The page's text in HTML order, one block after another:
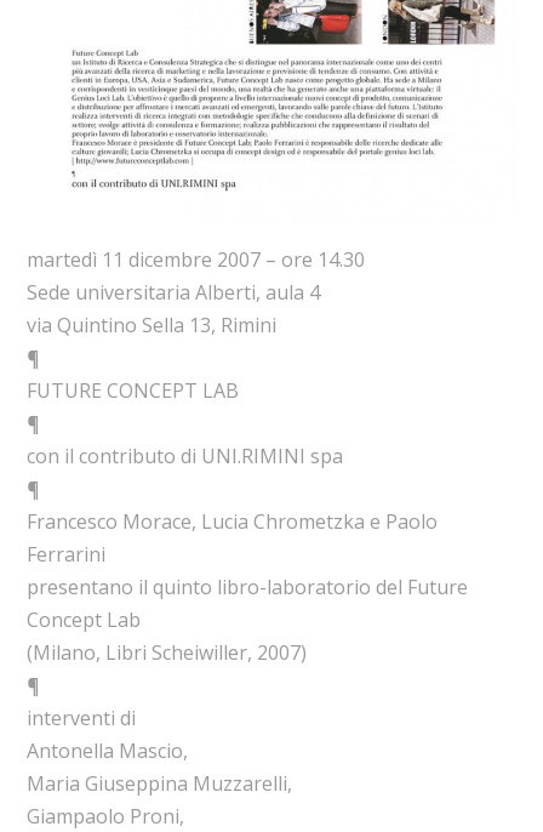
martedì 11 dicembre 2007 – ore 14.30
Sede universitaria Alberti, aula 4
via Quintino Sella 13, Rimini
¶
FUTURE CONCEPT LAB
¶
con il contributo di UNI.RIMINI spa
¶
Francesco Morace, Lucia Chrometzka e Paolo
Ferrarini
presentano il quinto libro-laboratorio del Future
Concept Lab
(Milano, Libri Scheiwiller, 2007)
¶
interventi di
Antonella Mascio,
Maria Giuseppina Muzzarelli,
Giampaolo Proni,